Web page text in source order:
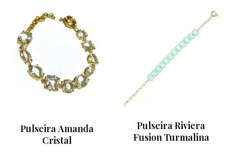
Pulseira Amanda
Cristal
Pulseira Riviera
Fusion Turmalina